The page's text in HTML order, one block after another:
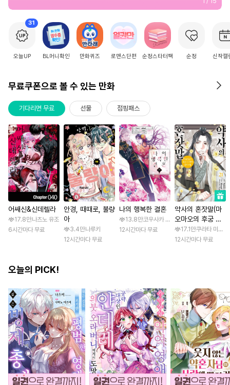
31
오늘UP BL머니확인 만화퀴즈 로맨스단편 순정스타터팩 순정 신작캘
무료쿠폰으로 볼 수 있는 만화
기다리면 무료 선물 점핑패스
어쌔신&신데렐라
17.8만나츠노 유조
6시간마다 무료
안경, 때때로, 불량
아
3.4만나루키
12시간마다 무료
나의 행복한 결혼
13.8만코우사카 리토 / 아기토기 아쿠미
12시간마다 무료
약사의 혼잣말(마
오마오의 후궁 수
수께끼 풀이수첩)
17.1만쿠라타 미노
12시간마다 무료
오늘의 PICK!